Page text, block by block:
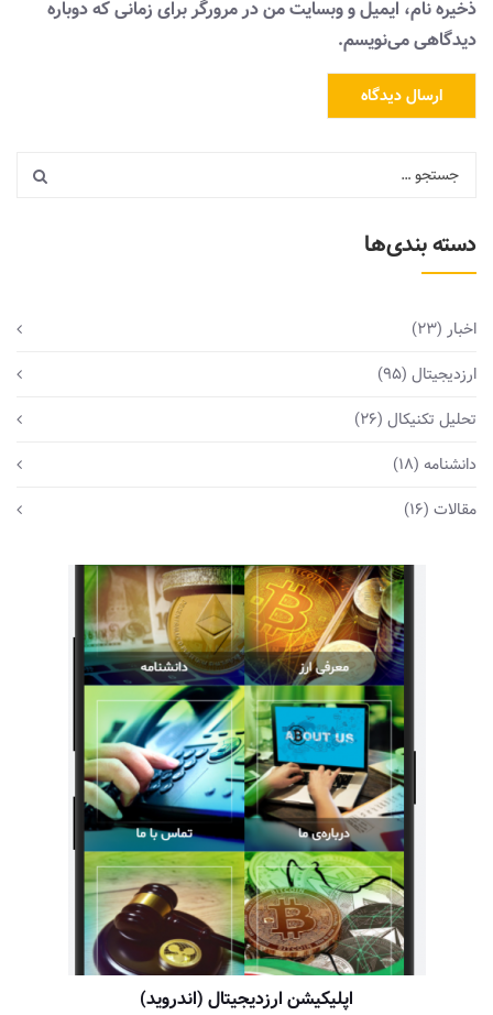
ذخیره نام، ایمیل و وبسایت من در مرورگر برای زمانی که دوباره
دیدگاهی می‌نویسم.
دسته بندی‌ها
اخبار (23)
ارزدیجیتال (95)
تحلیل تکنیکال (26)
دانشنامه (18)
مقالات (16)
اپلیکیشن ارزدیجیتال (اندروید)